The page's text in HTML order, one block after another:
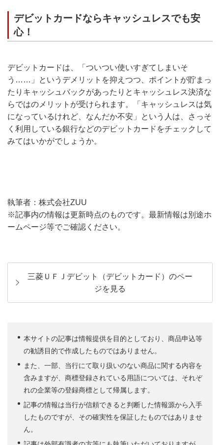
デビットカードならキャッシュレスでも安
心！
デビットカードは、「ついつい使いすぎてしまいそ
う……」というデメリットを抑えつつ、ポイントが貯まっ
たりキャッシュバックがあったりとキャッシュレス決済な
らではのメリットが受けられます。「キャッシュレスは気
になっているけれど、なんだか不安」という人は、さっそ
く利用している銀行などのデビットカードをチェックして
みてはいかがでしょうか。
執筆者：株式会社ZUU
※記事内の情報は更新時点のものです。最新情報は別途ホ
ームページ等でご確認ください。
三菱ＵＦＪデビット（デビットカード）のペー
ジを見る
本サイトの記事は情報提供を目的としており、商品申込等
の勧誘目的で作成したものではありません。
また、一部、当行にて取り扱いのない商品に関する内容を
含みますが、商標登録されている用語については、それぞ
れの企業等の登録商標として帰属します。
記事の情報は当行が信頼できると判断した情報源から入手
したものですが、その確実性を保証したものではありませ
ん。